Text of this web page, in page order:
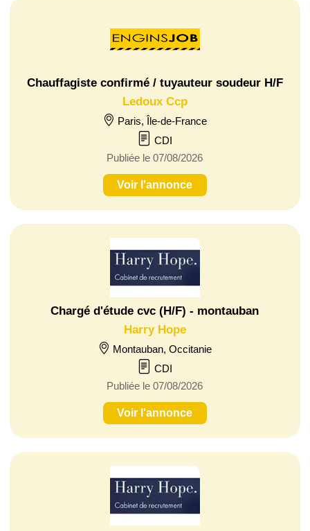
Chauffagiste confirmé / tuyauteur soudeur H/F
Ledoux Ccp
Paris, Île-de-France
CDI
Publiée le 07/08/2026
Voir l'annonce
Chargé d'étude cvc (H/F) - montauban
Harry Hope
Montauban, Occitanie
CDI
Publiée le 07/08/2026
Voir l'annonce